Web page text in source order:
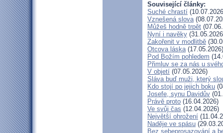
Související články:
Suché chrastí
Vznešená slova
Můžeš hodně trpět
Nyní i navěky
Zakořenit v modlitbě
Otcova láska(17.05.2026)
Pod Božím pohledem
Přimluv se za nás u
V objetí (07.05.2026)
Sláva buď muži, který
Kdo stojí po jejich boku
Josefe, synu Davidův
Právě proto (16.04.2026)
Ve svůj čas (12.04.2026)
Největší ohrožení
Naděje ve spásu
Bez sebeprosazování a